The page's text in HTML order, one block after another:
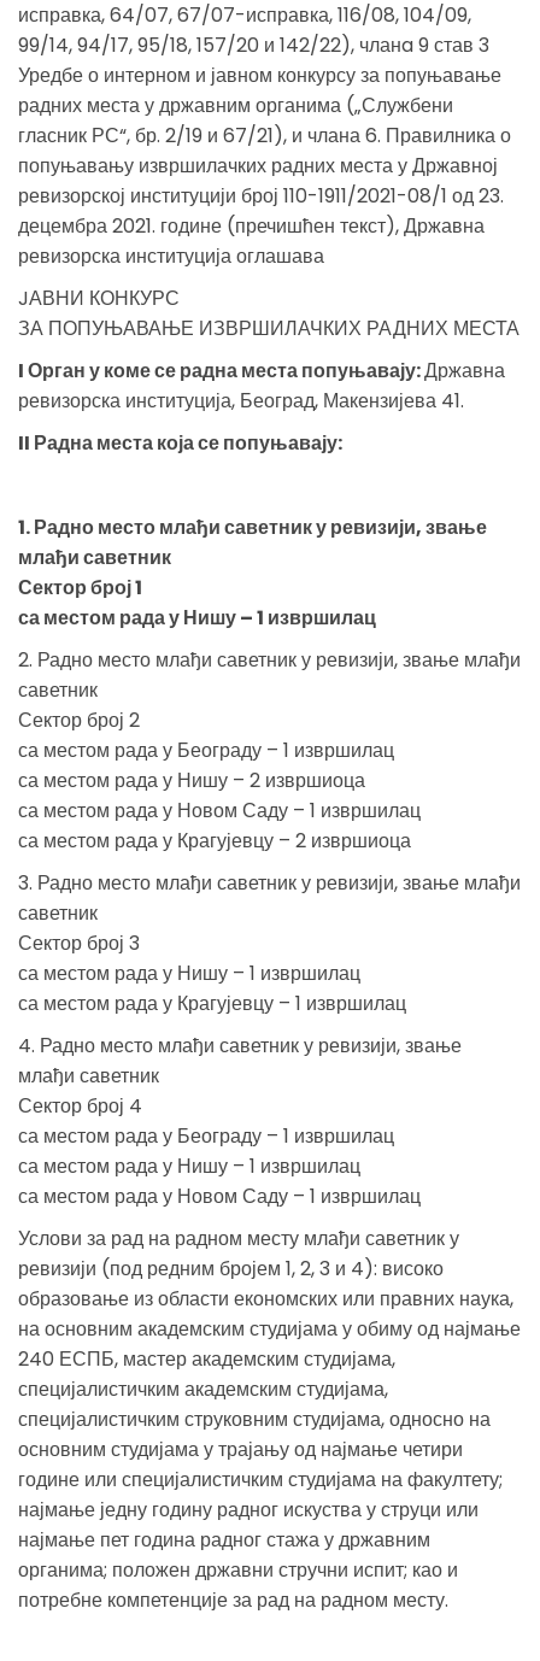
исправка, 64/07, 67/07-исправка, 116/08, 104/09,
99/14, 94/17, 95/18, 157/20 и 142/22), чланa 9 став 3
Уредбе о интерном и јавном конкурсу за попуњавање
радних места у државним органима („Службени
гласник РС“, бр. 2/19 и 67/21), и члана 6. Правилника о
попуњавању извршилачких радних места у Државној
ревизорској институцији број 110-1911/2021-08/1 од 23.
децембра 2021. године (пречишћен текст), Државна
ревизорска институција оглашава
JАВНИ КОНКУРС
ЗА ПОПУЊАВАЊЕ ИЗВРШИЛАЧКИХ РАДНИХ МЕСТА
I Орган у коме се радна места попуњавају:Државна
ревизорска институција, Београд, Макензијева 41.
II Радна места која се попуњавају:
1. Радно место млађи саветник у ревизији, звање
млађи саветник
Сектор број 1
са местом рада у Нишу – 1 извршилац
2. Радно место млађи саветник у ревизији, звање млађи
саветник
Сектор број 2
са местом рада у Београду – 1 извршилац
са местом рада у Нишу – 2 извршиоца
са местом рада у Новом Саду – 1 извршилац
са местом рада у Крагујевцу – 2 извршиоца
3. Радно место млађи саветник у ревизији, звање млађи
саветник
Сектор број 3
са местом рада у Нишу – 1 извршилац
са местом рада у Крагујевцу – 1 извршилац
4. Радно место млађи саветник у ревизији, звање
млађи саветник
Сектор број 4
са местом рада у Београду – 1 извршилац
са местом рада у Нишу – 1 извршилац
са местом рада у Новом Саду – 1 извршилац
Услови за рад на радном месту млађи саветник у
ревизији (под редним бројем 1, 2, 3 и 4): високо
образовање из области економских или правних наука,
на основним академским студијама у обиму од најмање
240 ЕСПБ, мастер академским студијама,
специјалистичким академским студијама,
специјалистичким струковним студијама, односно на
основним студијама у трајању од најмање четири
године или специјалистичким студијама на факултету;
најмање једну годину радног искуства у струци или
најмање пет година радног стажа у државним
органима; положен државни стручни испит; као и
потребне компетенције за рад на радном месту.